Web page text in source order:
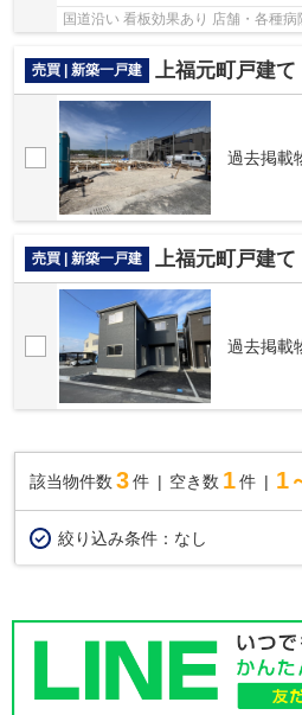
国道沿い 看板効果あり 店舗・各種病
売買 | 新築一戸建 上福元町戸建
過去掲載
売買 | 新築一戸建 上福元町戸建
過去掲載
該当物件数 3件 空き数 1 件 1
絞り込み条件： なし